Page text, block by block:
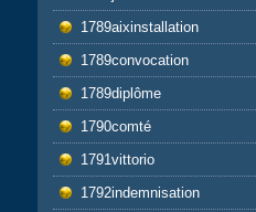
1789aixinstallation
1789convocation
1789diplôme
1790comté
1791vittorio
1792indemnisation